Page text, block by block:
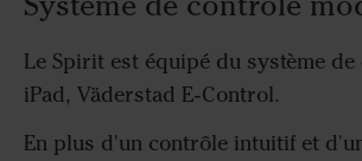
Le Spirit est équipé du système
iPad, Väderstad E-Control.
En plus d'un contrôle intuitif et